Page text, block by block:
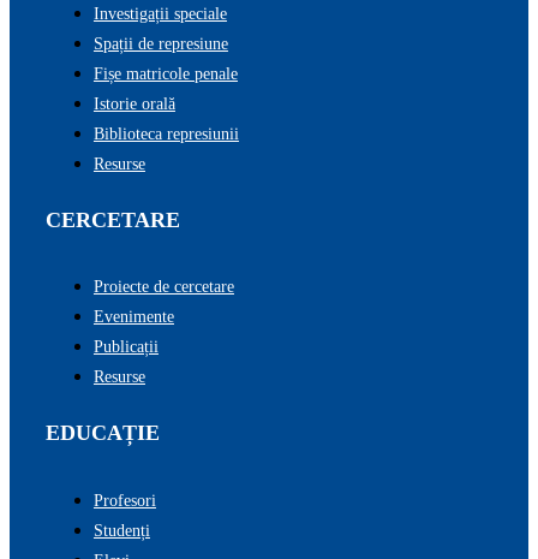
Investigații speciale
Spații de represiune
Fișe matricole penale
Istorie orală
Biblioteca represiunii
Resurse
CERCETARE
Proiecte de cercetare
Evenimente
Publicații
Resurse
EDUCAȚIE
Profesori
Studenți